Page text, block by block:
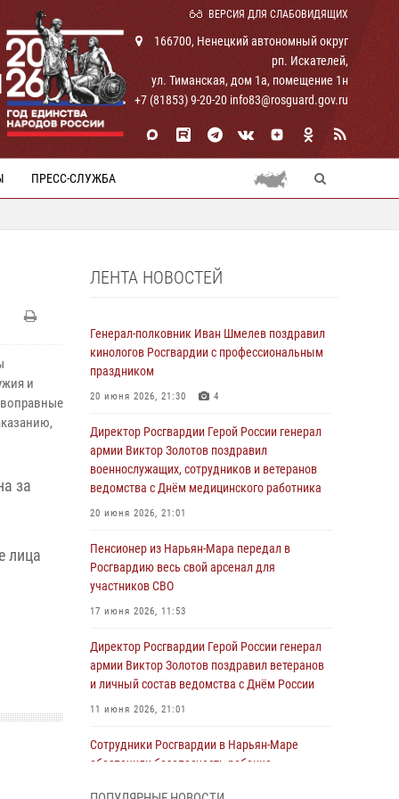
ВЕРСИЯ ДЛЯ СЛАБОВИДЯЩИХ
166700, Ненецкий автономный округ
рп. Искателей,
ул. Тиманская, дом 1а, помещение 1н
+7 (81853) 9-20-20 info83@rosguard.gov.ru
ПРЕСС-СЛУЖБА
и
за
лица
ЛЕНТА НОВОСТЕЙ
Генерал-полковник Иван Шмелев поздравил
кинологов Росгвардии с профессиональным
праздником
20 июня 2026, 21:30 4
Директор Росгвардии Герой России генерал
армии Виктор Золотов поздравил
военнослужащих, сотрудников и ветеранов
ведомства с Днём медицинского работника
20 июня 2026, 21:01
Пенсионер из Нарьян-Мара передал в
Росгвардию весь свой арсенал для
участников СВО
17 июня 2026, 11:53
Директор Росгвардии Герой России генерал
армии Виктор Золотов поздравил ветеранов
и личный состав ведомства с Днём России
11 июня 2026, 21:01
Сотрудники Росгвардии в Нарьян-Маре
обеспечили безопасность ребенка,